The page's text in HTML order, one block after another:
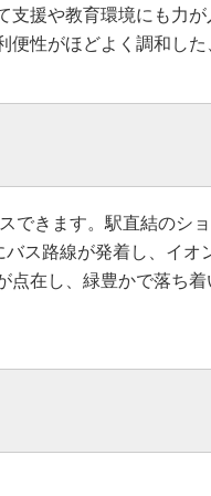
援や教育環境にも力
性がほどよく調和し
きます。駅直結のシ
ス路線が発着し、イ
在し、緑豊かで落ち